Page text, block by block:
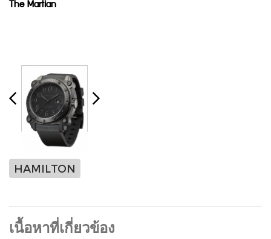
The Martian
HAMILTON
เนื้อหาที่เกี่ยวข้อง